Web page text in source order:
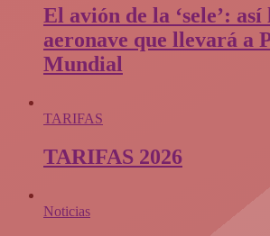
El avión de la ‘sele’: así
aeronave que llevará a
Mundial
TARIFAS
TARIFAS 2026
Noticias